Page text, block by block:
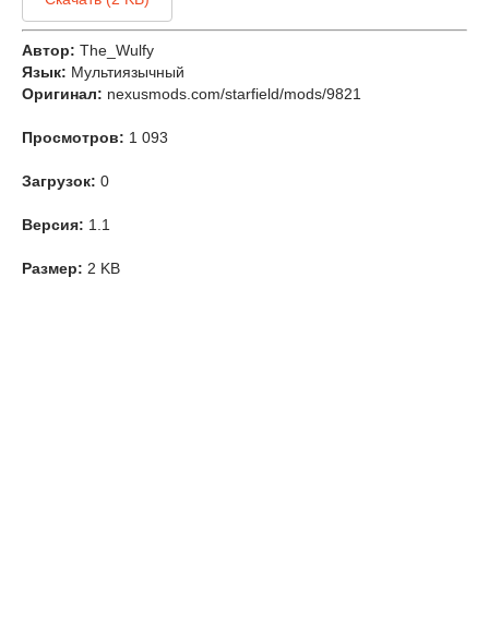
Автор: The_Wulfy
Язык: Мультиязычный
Оригинал: nexusmods.com/starfield/mods/9821
Просмотров: 1 093
Загрузок: 0
Версия: 1.1
Размер: 2 KB